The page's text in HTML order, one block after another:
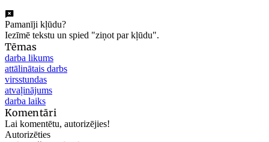
Pamanīji kļūdu?
Iezīmē tekstu un spied "ziņot par kļūdu".
Tēmas
darba likums
attālinātais darbs
virsstundas
atvaļinājums
darba laiks
Komentāri
Lai komentētu, autorizējies!
Autorizēties